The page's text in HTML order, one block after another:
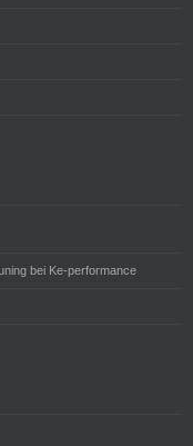
bei Ke-performance